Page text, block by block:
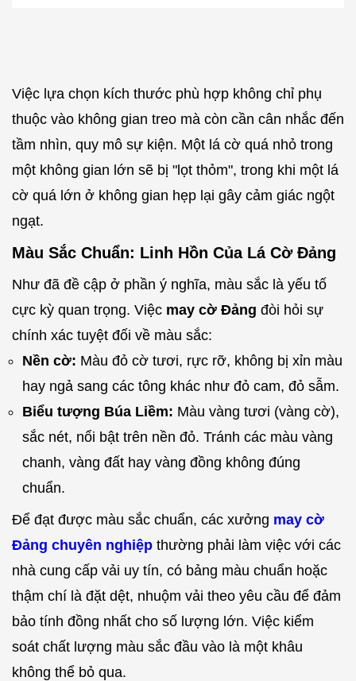
Việc lựa chọn kích thước phù hợp không chỉ phụ
thuộc vào không gian treo mà còn cần cân nhắc đến
tầm nhìn, quy mô sự kiện. Một lá cờ quá nhỏ trong
một không gian lớn sẽ bị "lọt thỏm", trong khi một lá
cờ quá lớn ở không gian hẹp lại gây cảm giác ngột
ngạt.
Màu Sắc Chuẩn: Linh Hồn Của Lá Cờ Đảng
Như đã đề cập ở phần ý nghĩa, màu sắc là yếu tố
cực kỳ quan trọng. Việc may cờ Đảng đòi hỏi sự
chính xác tuyệt đối về màu sắc:
Nền cờ: Màu đỏ cờ tươi, rực rỡ, không bị xỉn màu
hay ngả sang các tông khác như đỏ cam, đỏ sẫm.
Biểu tượng Búa Liềm: Màu vàng tươi (vàng cờ),
sắc nét, nổi bật trên nền đỏ. Tránh các màu vàng
chanh, vàng đất hay vàng đồng không đúng
chuẩn.
Để đạt được màu sắc chuẩn, các xưởng may cờ
Đảng chuyên nghiệp thường phải làm việc với các
nhà cung cấp vải uy tín, có bảng màu chuẩn hoặc
thậm chí là đặt dệt, nhuộm vải theo yêu cầu để đảm
bảo tính đồng nhất cho số lượng lớn. Việc kiểm
soát chất lượng màu sắc đầu vào là một khâu
không thể bỏ qua.